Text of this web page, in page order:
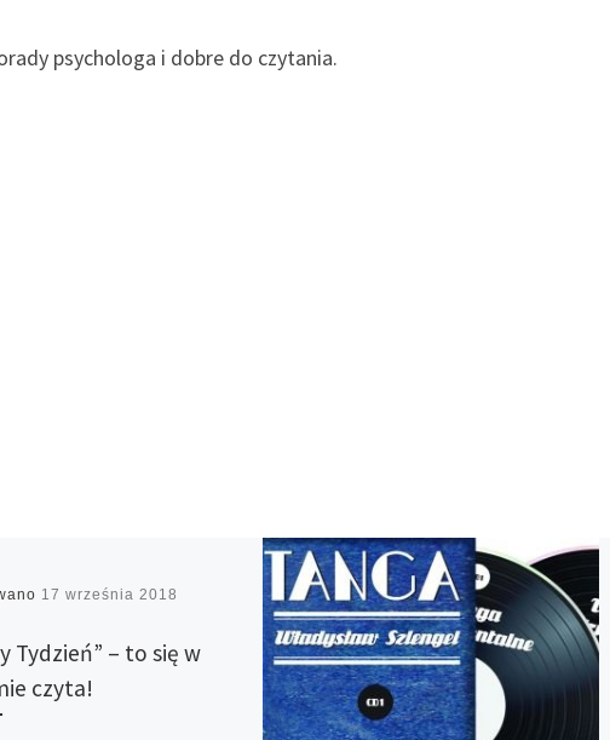
psychologa i dobre do czytania.
17 września 2018
Tydzień” – to się w
czyta!